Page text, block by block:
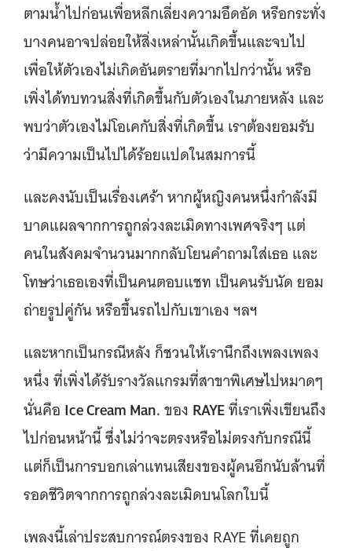
ตามน้ำไปก่อนเพื่อหลีกเลี่ยงความอึดอัด หรือกระทั่ง
บางคนอาจปล่อยให้สิ่งเหล่านั้นเกิดขึ้นและจบไป
เพื่อให้ตัวเองไม่เกิดอันตรายที่มากไปกว่านั้น หรือ
เพิ่งได้ทบทวนสิ่งที่เกิดขึ้นกับตัวเองในภายหลัง และ
พบว่าตัวเองไม่โอเคกับสิ่งที่เกิดขึ้น เราต้องยอมรับ
ว่ามีความเป็นไปได้ร้อยแปดในสมการนี้
และคงนับเป็นเรื่องเศร้า หากผู้หญิงคนหนึ่งกำลังมี
บาดแผลจากการถูกล่วงละเมิดทางเพศจริงๆ แต่
คนในสังคมจำนวนมากกลับโยนคำถามใส่เธอ และ
โทษว่าเธอเองที่เป็นคนตอบแชท เป็นคนรับนัด ยอม
ถ่ายรูปคู่กัน หรือขึ้นรถไปกับเขาเอง ฯลฯ
และหากเป็นกรณีหลัง ก็ชวนให้เรานึกถึงเพลงเพลง
หนึ่ง ที่เพิ่งได้รับรางวัลแกรมที่สาขาพิเศษไปหมาดๆ
นั่นคือ Ice Cream Man.ของ RAYEที่เราเพิ่งเขียนถึง
ไปก่อนหน้านี้ ซึ่งไม่ว่าจะตรงหรือไม่ตรงกับกรณีนี้
แต่ก็เป็นการบอกเล่าแทนเสียงของผู้คนอีกนับล้านที่
รอดชีวิตจากการถูกล่วงละเมิดบนโลกใบนี้
เพลงนี้เล่าประสบการณ์ตรงของ RAYE ที่เคยถูก